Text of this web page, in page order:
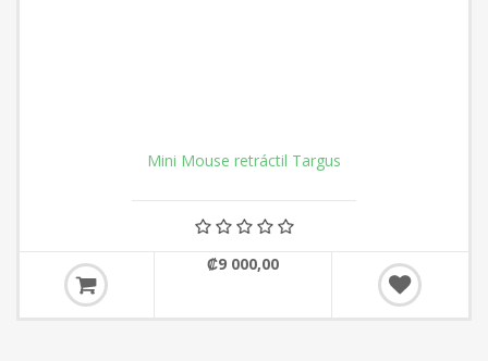
Mini Mouse retráctil Targus
₡9 000,00